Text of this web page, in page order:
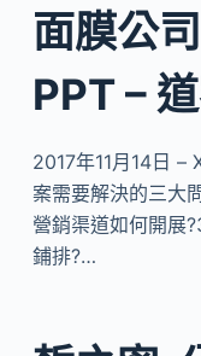
面膜公
PPT –
2017年11月14日 –
案需要解決的三大
營銷渠道如何開展
鋪排?…